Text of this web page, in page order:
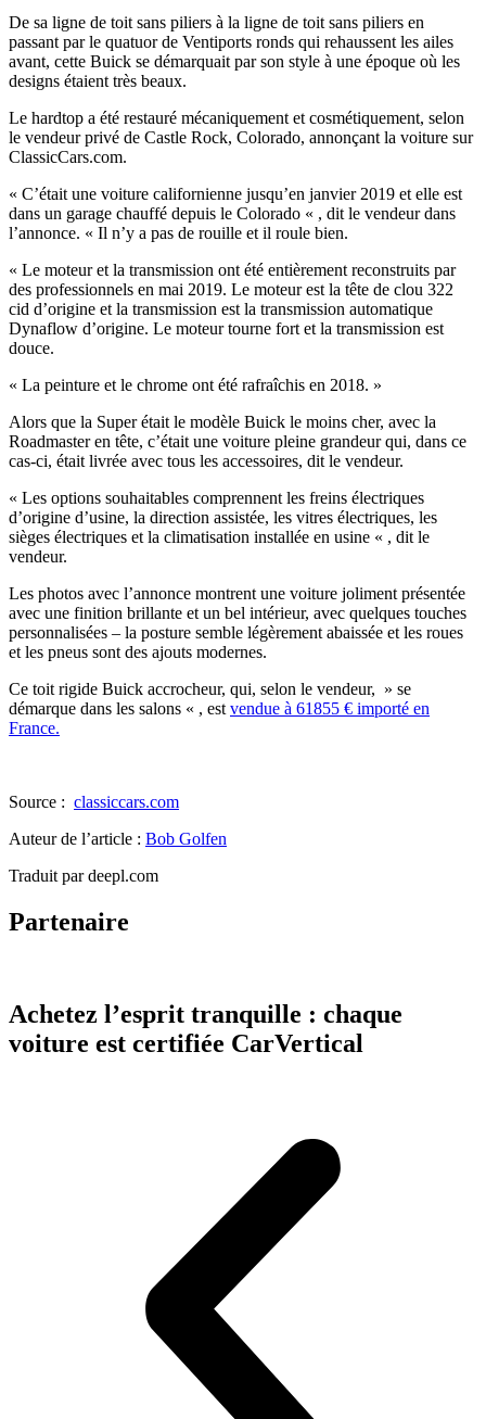
De sa ligne de toit sans piliers à la ligne de toit sans piliers en
passant par le quatuor de Ventiports ronds qui rehaussent les ailes
avant, cette Buick se démarquait par son style à une époque où les
designs étaient très beaux.
Le hardtop a été restauré mécaniquement et cosmétiquement, selon
le vendeur privé de Castle Rock, Colorado, annonçant la voiture sur
ClassicCars.com.
« C’était une voiture californienne jusqu’en janvier 2019 et elle est
dans un garage chauffé depuis le Colorado « , dit le vendeur dans
l’annonce. « Il n’y a pas de rouille et il roule bien.
« Le moteur et la transmission ont été entièrement reconstruits par
des professionnels en mai 2019. Le moteur est la tête de clou 322
cid d’origine et la transmission est la transmission automatique
Dynaflow d’origine. Le moteur tourne fort et la transmission est
douce.
« La peinture et le chrome ont été rafraîchis en 2018. »
Alors que la Super était le modèle Buick le moins cher, avec la
Roadmaster en tête, c’était une voiture pleine grandeur qui, dans ce
cas-ci, était livrée avec tous les accessoires, dit le vendeur.
« Les options souhaitables comprennent les freins électriques
d’origine d’usine, la direction assistée, les vitres électriques, les
sièges électriques et la climatisation installée en usine « , dit le
vendeur.
Les photos avec l’annonce montrent une voiture joliment présentée
avec une finition brillante et un bel intérieur, avec quelques touches
personnalisées – la posture semble légèrement abaissée et les roues
et les pneus sont des ajouts modernes.
Ce toit rigide Buick accrocheur, qui, selon le vendeur, » se
démarque dans les salons « , est vendue à 61855 € importé en
France.
Source : classiccars.com
Auteur de l’article : Bob Golfen
Traduit par deepl.com
Partenaire
Achetez l’esprit tranquille : chaque
voiture est certifiée CarVertical